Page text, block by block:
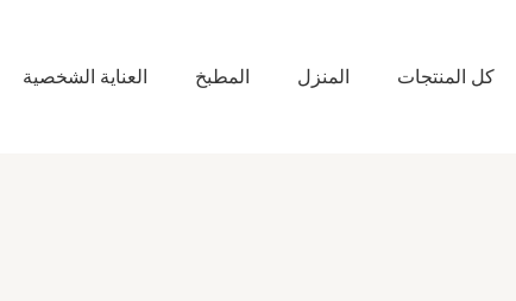
كل المنتجات المنزل المطبخ العناية الشخصية